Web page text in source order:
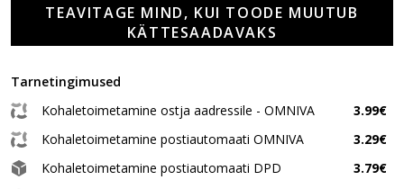
TEAVITAGE MIND, KUI TOODE MUUTUB
KÄTTESAADAVAKS
Tarnetingimused
Kohaletoimetamine ostja aadressile - OMNIVA
3.99€
Kohaletoimetamine postiautomaati OMNIVA
3.29€
Kohaletoimetamine postiautomaati DPD
3.79€